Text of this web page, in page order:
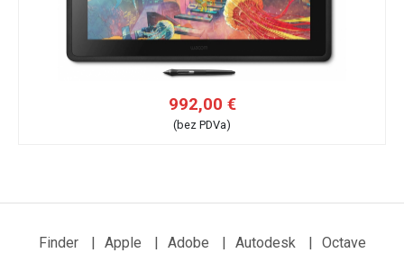
992,00 €
(bez PDVa)
Finder | Apple | Adobe | Autodesk | Octave